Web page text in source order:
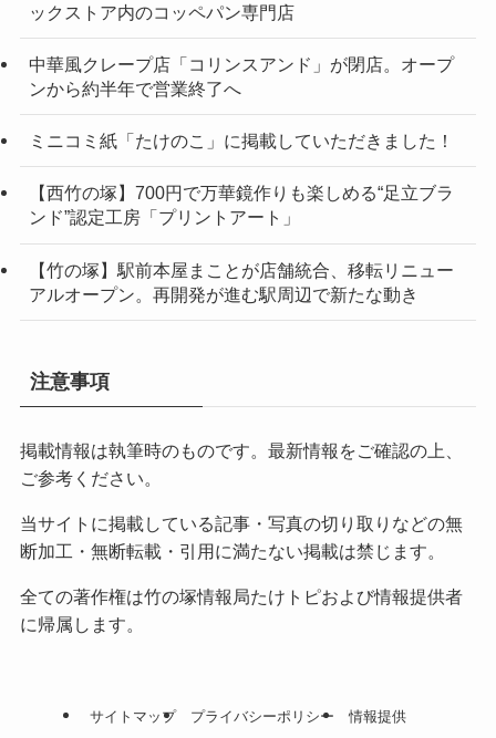
ックストア内のコッペパン専門店
中華風クレープ店「コリンスアンド」が閉店。オープ
ンから約半年で営業終了へ
ミニコミ紙「たけのこ」に掲載していただきました！
【西竹の塚】700円で万華鏡作りも楽しめる“足立ブラ
ンド”認定工房「プリントアート」
【竹の塚】駅前本屋まことが店舗統合、移転リニュー
アルオープン。再開発が進む駅周辺で新たな動き
注意事項
掲載情報は執筆時のものです。最新情報をご確認の上、
ご参考ください。
当サイトに掲載している記事・写真の切り取りなどの無
断加工・無断転載・引用に満たない掲載は禁じます。
全ての著作権は竹の塚情報局たけトピおよび情報提供者
に帰属します。
サイトマップ プライバシーポリシー 情報提供